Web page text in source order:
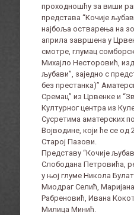
проходношћу за виши
представа “Кочије
најбоља остварења на
априла завршена у
смотре, глумац
Михајло Несторовић,
љубави”, заједно с
без престанка)”
Сремац” из Црвенке и
Културног центра из
Сусретима аматерских
Војводине, који ће се од
Старој Пазови.
Представу “Кочије
Слободана Петровића,
у њој глуме Никола
Миодраг Селић,
Рабреновић, Ивана
Милица Минић.